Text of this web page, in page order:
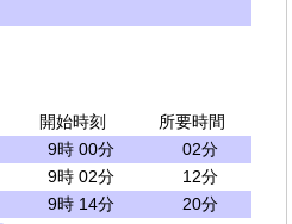
開始時刻
所要時間
9時 00分
02分
9時 02分
12分
9時 14分
20分